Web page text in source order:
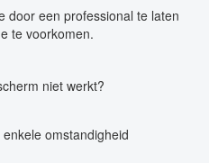
door een professional te laten
te voorkomen.
niet werkt?
omstandigheid